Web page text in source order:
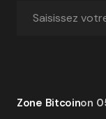
Zone Bitcoinon